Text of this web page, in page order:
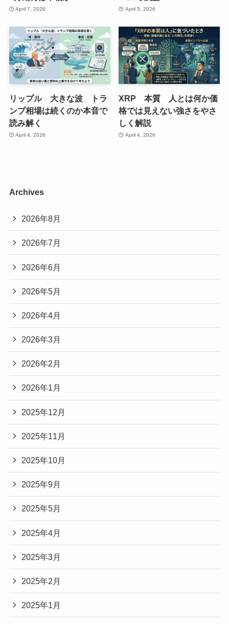
April 7, 2026 April 5, 2026
リップル 大きな波 トラ
ンプ相場は続くのか本音で
読み解く
April 4, 2026
XRP 本質 人とは何か価
格では見えない強さをやさ
しく解説
April 4, 2026
Archives
2026年8月
2026年7月
2026年6月
2026年5月
2026年4月
2026年3月
2026年2月
2026年1月
2025年12月
2025年11月
2025年10月
2025年9月
2025年5月
2025年4月
2025年3月
2025年2月
2025年1月